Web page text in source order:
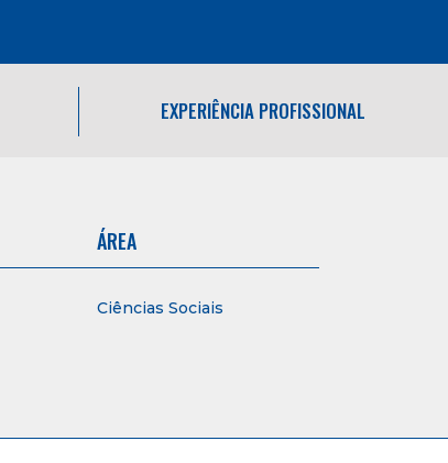
EXPERIÊNCIA PROFISSIONAL
ÁREA
Ciências Sociais